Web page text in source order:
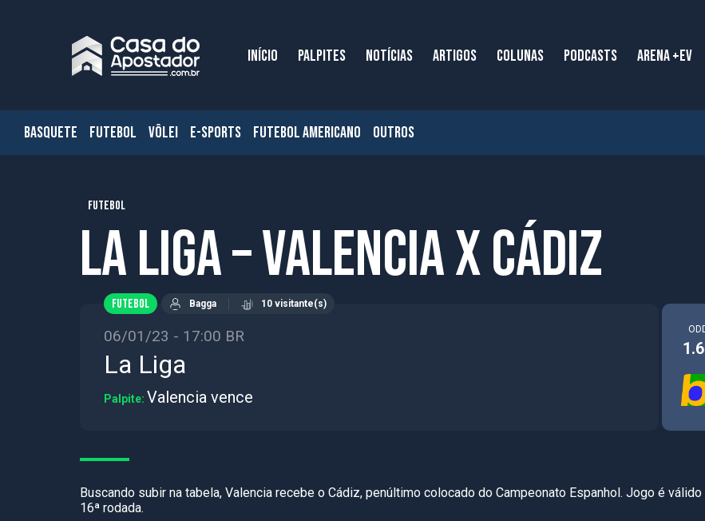
INÍCIO PALPITES NOTÍCIAS ARTIGOS COLUNAS PODCASTS ARENA +EV
BASQUETE FUTEBOL VÔLEI E-SPORTS FUTEBOL AMERICANO OUTROS
FUTEBOL
La Liga – Valencia x Cádiz
FUTEBOL Bagga 10 visitante(s)
06/01/23 - 17:00 BR
La Liga
Palpite: Valencia vence
Buscando subir na tabela, Valencia recebe o Cádiz, penúltimo colocado do Campeonato Espanhol. Jogo é válido
16ª rodada.